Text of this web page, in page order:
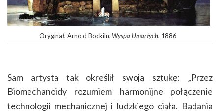
Oryginał, Arnold Bockiln, Wyspa Umarłych, 1886
Sam artysta tak określił swoją sztukę: „Przez
Biomechanoidy rozumiem harmonijne połączenie
technologii mechanicznej i ludzkiego ciała. Badania